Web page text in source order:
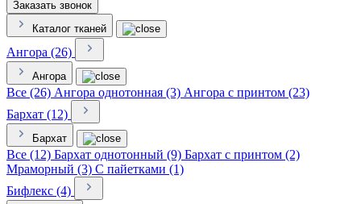
Заказать звонок
Каталог тканей
Ангора (26)
Ангора
Все (26) Ангора однотонная (3) Ангора с принтом (23)
Бархат (12)
Бархат
Все (12) Бархат однотонный (9) Бархат с принтом (2)
Мраморный (3) С пайетками (1)
Бифлекс (4)